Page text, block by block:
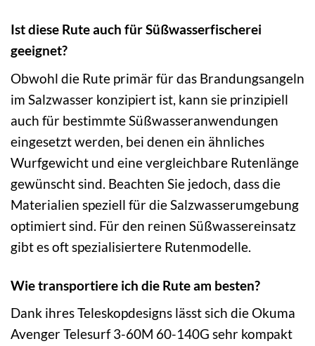
Ist diese Rute auch für Süßwasserfischerei
geeignet?
Obwohl die Rute primär für das Brandungsangeln
im Salzwasser konzipiert ist, kann sie prinzipiell
auch für bestimmte Süßwasseranwendungen
eingesetzt werden, bei denen ein ähnliches
Wurfgewicht und eine vergleichbare Rutenlänge
gewünscht sind. Beachten Sie jedoch, dass die
Materialien speziell für die Salzwasserumgebung
optimiert sind. Für den reinen Süßwassereinsatz
gibt es oft spezialisiertere Rutenmodelle.
Wie transportiere ich die Rute am besten?
Dank ihres Teleskopdesigns lässt sich die Okuma
Avenger Telesurf 3-60M 60-140G sehr kompakt